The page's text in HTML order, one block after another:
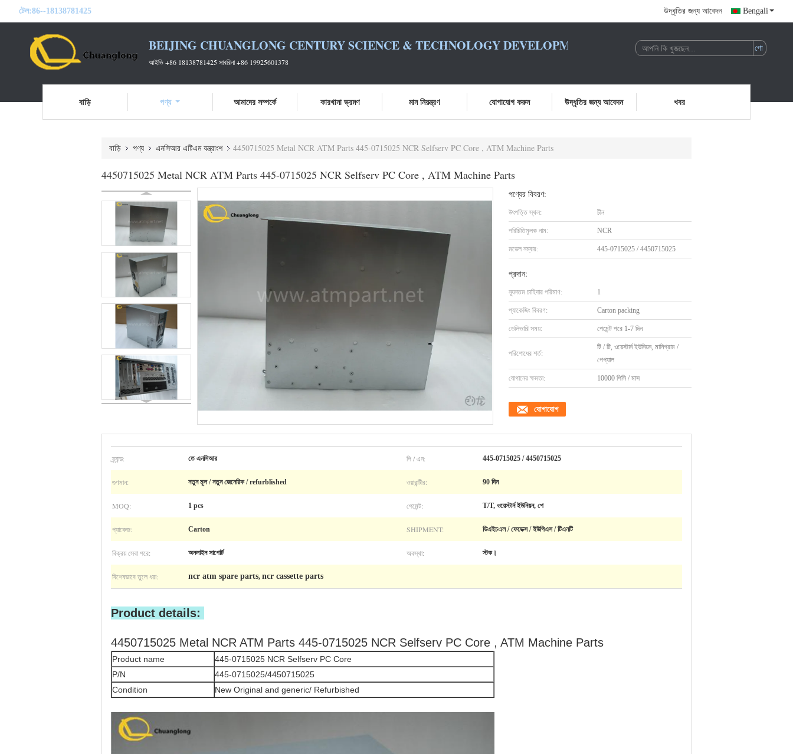
টেল:86--18138781425 উদ্ধৃতির জন্য আবেদন Bengali
BEIJING CHUANGLONG CENTURY SCIENCE & TECHNOLOGY DEVELOPMENT CO., LTD.
আইভি +86 18138781425 সাবরিনা +86 19925601378
বাড়ি পণ্য আমাদের সম্পর্কে কারখানা ভ্রমণ মান নিয়ন্ত্রণ যোগাযোগ করুন উদ্ধৃতির জন্য আবেদন খবর
বাড়ি পণ্য এনসিআর এটিএম যন্ত্রাংশ 4450715025 Metal NCR ATM Parts 445-0715025 NCR Selfserv PC Core , ATM Machine Parts
4450715025 Metal NCR ATM Parts 445-0715025 NCR Selfserv PC Core , ATM Machine Parts
পণ্যের বিবরণ:
উৎপত্তি স্থল: চীন
পরিচিতিমুলক নাম: NCR
মডেল নম্বার: 445-0715025 / 4450715025
প্রদান:
ন্যূনতম চাহিদার পরিমাণ: 1
প্যাকেজিং বিবরণ: Carton packing
ডেলিভারি সময়: পেমেন্ট পরে 1-7 দিন
পরিশোধের শর্ত:
টি / টি, ওয়েস্টার্ন ইউনিয়ন, মানিগ্রাম /
পেপ্যাল
যোগানের ক্ষমতা: 10000 পিসি / মাস
যোগাযোগ
ব্র্যান্ড: তে এনসিআর পি / এন: 445-0715025 / 4450715025
গুণমান: নতুন মূল / নতুন জেনেরিক / refurblished ওয়ারান্টীর: 90 দিন
MOQ: 1 pcs পেমেন্ট: T/T, ওয়েস্টার্ন ইউনিয়ন, পে
প্যাকেজ: Carton SHIPMENT: ডিএইচএল / ফেডেক্স / ইউপিএস / টিএনটি
বিক্রয় সেবা পরে: অনলাইন সাপোর্ট অবস্থা: স্টক।
বিশেষভাবে তুলে ধরা: ncr atm spare parts, ncr cassette parts
Product details:
4450715025 Metal NCR ATM Parts 445-0715025 NCR Selfserv PC Core , ATM Machine Parts
Product name
445-0715025 NCR Selfserv PC Core
P/N
445-0715025/4450715025
Condition
New Original and generic/ Refurbished